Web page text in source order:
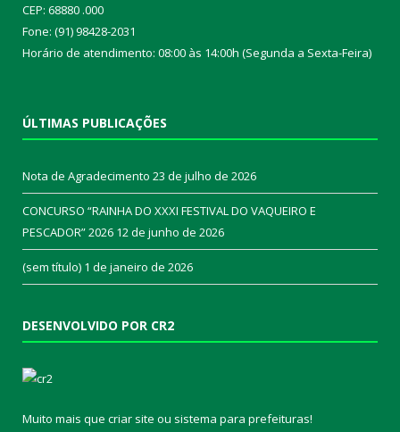
CEP: 68880 .000
Fone: (91) 98428-2031
Horário de atendimento: 08:00 às 14:00h (Segunda a Sexta-Feira)
ÚLTIMAS PUBLICAÇÕES
Nota de Agradecimento 23 de julho de 2026
CONCURSO “RAINHA DO XXXI FESTIVAL DO VAQUEIRO E
PESCADOR” 2026 12 de junho de 2026
(sem título) 1 de janeiro de 2026
DESENVOLVIDO POR CR2
Muito mais que criar site ou sistema para prefeituras!